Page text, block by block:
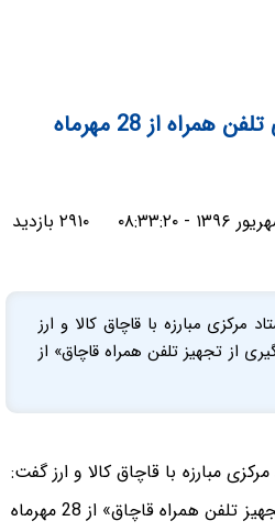
از 28 مهرماه
۲۹۱۰ بازدید
مرکزی مبارزه با قاچاق کالا و ارز
از تجهیز تلفن همراه قاچاق» از
مبارزه با قاچاق کالا و ارز گفت:
با اجرای طرح «پیشگیری از تجهیز تلفن همراه قاچاق» از 28 مهرماه